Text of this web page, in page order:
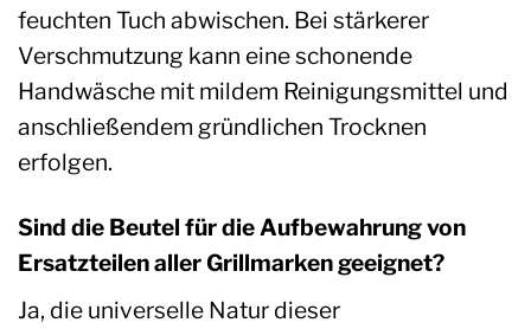
feuchten Tuch abwischen. Bei stärkerer
Verschmutzung kann eine schonende
Handwäsche mit mildem Reinigungsmittel und
anschließendem gründlichen Trocknen
erfolgen.
Sind die Beutel für die Aufbewahrung von
Ersatzteilen aller Grillmarken geeignet?
Ja, die universelle Natur dieser